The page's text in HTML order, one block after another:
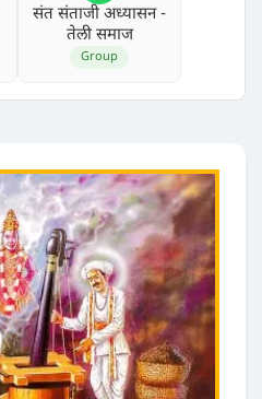
संत संताजी अध्‍यासन -
तेली समाज
Group